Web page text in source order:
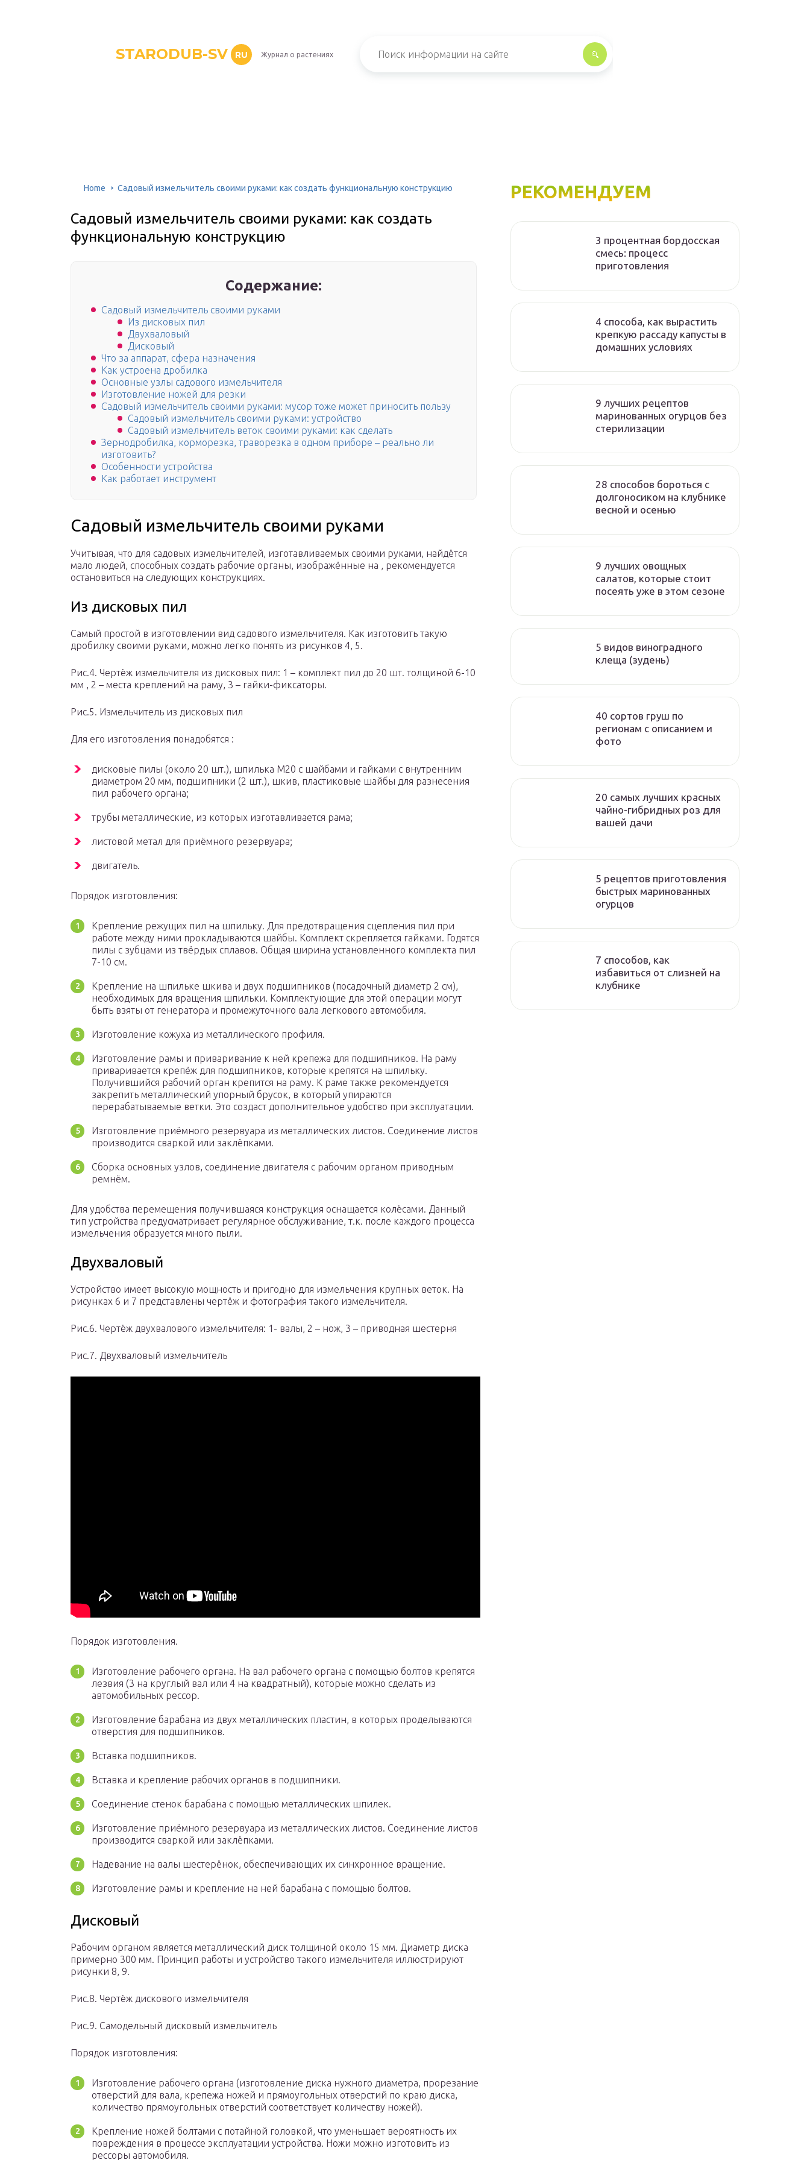
STARODUB-SV RU Журнал о растениях
Home Садовый измельчитель своими руками: как создать функциональную конструкцию
Садовый измельчитель своими руками: как создать
функциональную конструкцию
Содержание:
Садовый измельчитель своими руками
Из дисковых пил
Двухваловый
Дисковый
Что за аппарат, сфера назначения
Как устроена дробилка
Основные узлы садового измельчителя
Изготовление ножей для резки
Садовый измельчитель своими руками: мусор тоже может приносить пользу
Садовый измельчитель своими руками: устройство
Садовый измельчитель веток своими руками: как сделать
Зернодробилка, корморезка, траворезка в одном приборе – реально ли
изготовить?
Особенности устройства
Как работает инструмент
Садовый измельчитель своими руками
Учитывая, что для садовых измельчителей, изготавливаемых своими руками, найдётся
мало людей, способных создать рабочие органы, изображённые на , рекомендуется
остановиться на следующих конструкциях.
Из дисковых пил
Самый простой в изготовлении вид садового измельчителя. Как изготовить такую
дробилку своими руками, можно легко понять из рисунков 4, 5.
Рис.4. Чертёж измельчителя из дисковых пил: 1 – комплект пил до 20 шт. толщиной 6-10
мм , 2 – места креплений на раму, 3 – гайки-фиксаторы.
Рис.5. Измельчитель из дисковых пил
Для его изготовления понадобятся :
дисковые пилы (около 20 шт.), шпилька М20 с шайбами и гайками с внутренним
диаметром 20 мм, подшипники (2 шт.), шкив, пластиковые шайбы для разнесения
пил рабочего органа;
трубы металлические, из которых изготавливается рама;
листовой метал для приёмного резервуара;
двигатель.
Порядок изготовления:
Крепление режущих пил на шпильку. Для предотвращения сцепления пил при
работе между ними прокладываются шайбы. Комплект скрепляется гайками. Годятся
пилы с зубцами из твёрдых сплавов. Общая ширина установленного комплекта пил
7-10 см.
Крепление на шпильке шкива и двух подшипников (посадочный диаметр 2 см),
необходимых для вращения шпильки. Комплектующие для этой операции могут
быть взяты от генератора и промежуточного вала легкового автомобиля.
Изготовление кожуха из металлического профиля.
Изготовление рамы и приваривание к ней крепежа для подшипников. На раму
приваривается крепёж для подшипников, которые крепятся на шпильку.
Получившийся рабочий орган крепится на раму. К раме также рекомендуется
закрепить металлический упорный брусок, в который упираются
перерабатываемые ветки. Это создаст дополнительное удобство при эксплуатации.
Изготовление приёмного резервуара из металлических листов. Соединение листов
производится сваркой или заклёпками.
Сборка основных узлов, соединение двигателя с рабочим органом приводным
ремнём.
Для удобства перемещения получившаяся конструкция оснащается колёсами. Данный
тип устройства предусматривает регулярное обслуживание, т.к. после каждого процесса
измельчения образуется много пыли.
Двухваловый
Устройство имеет высокую мощность и пригодно для измельчения крупных веток. На
рисунках 6 и 7 представлены чертёж и фотография такого измельчителя.
Рис.6. Чертёж двухвалового измельчителя: 1- валы, 2 – нож, 3 – приводная шестерня
Рис.7. Двухваловый измельчитель
Порядок изготовления.
Изготовление рабочего органа. На вал рабочего органа с помощью болтов крепятся
лезвия (3 на круглый вал или 4 на квадратный), которые можно сделать из
автомобильных рессор.
Изготовление барабана из двух металлических пластин, в которых проделываются
отверстия для подшипников.
Вставка подшипников.
Вставка и крепление рабочих органов в подшипники.
Соединение стенок барабана с помощью металлических шпилек.
Изготовление приёмного резервуара из металлических листов. Соединение листов
производится сваркой или заклёпками.
Надевание на валы шестерёнок, обеспечивающих их синхронное вращение.
Изготовление рамы и крепление на ней барабана с помощью болтов.
Дисковый
Рабочим органом является металлический диск толщиной около 15 мм. Диаметр диска
примерно 300 мм. Принцип работы и устройство такого измельчителя иллюстрируют
рисунки 8, 9.
Рис.8. Чертёж дискового измельчителя
Рис.9. Самодельный дисковый измельчитель
Порядок изготовления:
Изготовление рабочего органа (изготовление диска нужного диаметра, прорезание
отверстий для вала, крепежа ножей и прямоугольных отверстий по краю диска,
количество прямоугольных отверстий соответствует количеству ножей).
Крепление ножей болтами с потайной головкой, что уменьшает вероятность их
повреждения в процессе эксплуатации устройства. Ножи можно изготовить из
рессоры автомобиля.
РЕКОМЕНДУЕМ
3 процентная бордосская
смесь: процесс
приготовления
4 способа, как вырастить
крепкую рассаду капусты в
домашних условиях
9 лучших рецептов
маринованных огурцов без
стерилизации
28 способов бороться с
долгоносиком на клубнике
весной и осенью
9 лучших овощных
салатов, которые стоит
посеять уже в этом сезоне
5 видов виноградного
клеща (зудень)
40 сортов груш по
регионам c описанием и
фото
20 самых лучших красных
чайно-гибридных роз для
вашей дачи
5 рецептов приготовления
быстрых маринованных
огурцов
7 способов, как
избавиться от слизней на
клубнике